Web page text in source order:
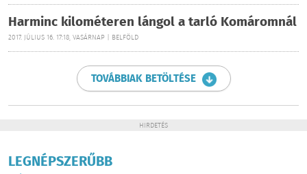
Harminc kilométeren lángol a tarló Komáromnál
2017. JÚLIUS 16. 17:18, VASÁRNAP | BELFÖLD
TOVÁBBIAK BETÖLTÉSE
HIRDETÉS
LEGNÉPSZERŰBB